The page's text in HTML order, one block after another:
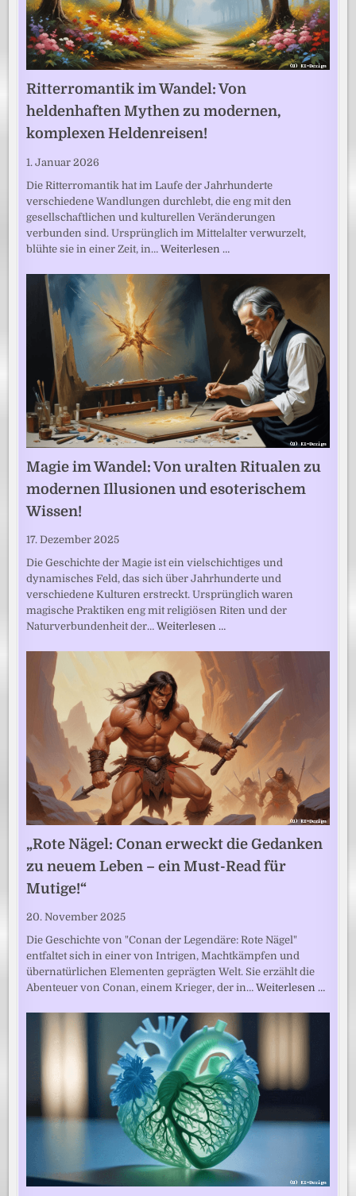
Ritterromantik im Wandel: Von
heldenhaften Mythen zu modernen,
komplexen Heldenreisen!
1. Januar 2026
Die Ritterromantik hat im Laufe der Jahrhunderte
verschiedene Wandlungen durchlebt, die eng mit den
gesellschaftlichen und kulturellen Veränderungen
verbunden sind. Ursprünglich im Mittelalter verwurzelt,
blühte sie in einer Zeit, in…Weiterlesen …
Magie im Wandel: Von uralten Ritualen zu
modernen Illusionen und esoterischem
Wissen!
17. Dezember 2025
Die Geschichte der Magie ist ein vielschichtiges und
dynamisches Feld, das sich über Jahrhunderte und
verschiedene Kulturen erstreckt. Ursprünglich waren
magische Praktiken eng mit religiösen Riten und der
Naturverbundenheit der…Weiterlesen …
„Rote Nägel: Conan erweckt die Gedanken
zu neuem Leben – ein Must-Read für
Mutige!“
20. November 2025
Die Geschichte von "Conan der Legendäre: Rote Nägel"
entfaltet sich in einer von Intrigen, Machtkämpfen und
übernatürlichen Elementen geprägten Welt. Sie erzählt die
Abenteuer von Conan, einem Krieger, der in…Weiterlesen …